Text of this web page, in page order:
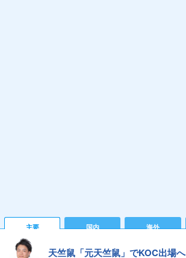
主要 国内 海外
天竺鼠「元天竺鼠」でKOC出場へ